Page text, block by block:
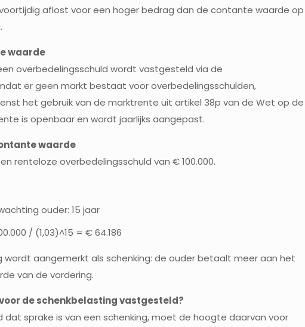
aflost voor een hoger bedrag dan de contante waarde op
waarde
overbedelingsschuld wordt vastgesteld via de
er geen markt bestaat voor overbedelingsschulden,
het gebruik van de marktrente uit artikel 38p van de Wet op de
is openbaar en wordt jaarlijks aangepast.
waarde
renteloze overbedelingsschuld van € 100.000.
ouder: 15 jaar
/ (1,03)^15 = € 64.186
wordt aangemerkt als schenking: de ouder betaalt meer aan het
van de vordering.
de schenkbelasting vastgesteld?
dat sprake is van een schenking, moet de hoogte daarvan voor